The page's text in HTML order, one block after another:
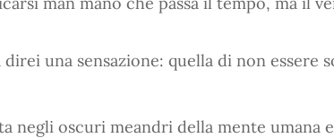
una sensazione: quella di non essere
negli oscuri meandri della mente umana